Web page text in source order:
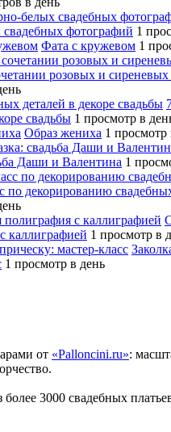
свадебных фотографий 1
Фата с кружевом 1
розовых и сиреневых
свадьбы 1 просмотр в
Образ жениха 1 просмотр
Даши и Валентина 1
по декорированию
каллиграфией 1 просмотр в
1 просмотр в день
от «Palloncini.ru»:
3000 свадебных